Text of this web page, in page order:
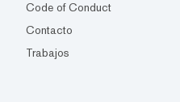
Code of Conduct
Contacto
Trabajos